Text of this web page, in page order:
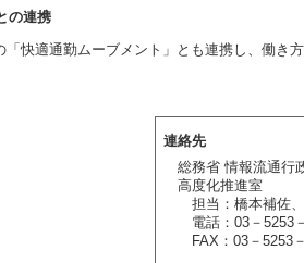
の連携
快適通勤ムーブメント」とも連携し、働き方
連絡先
総務省 情報流通行
高度化推進室
担当：橋本補佐
電話：03－5253
FAX：03－5253